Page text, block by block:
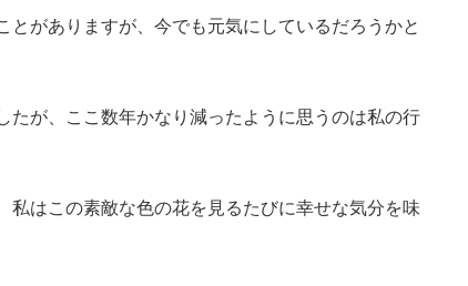
がありますが、今でも元気にしているだろうかと
たが、ここ数年かなり減ったように思うのは私の行
私はこの素敵な色の花を見るたびに幸せな気分を味